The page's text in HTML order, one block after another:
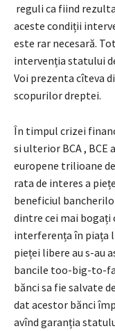
reguli ca fiind
aceste condiții
este rar necesară.
intervenția statului
Voi prezenta cîteva
scopurilor dreptei.
În timpul crizei
si ulterior BCA , BCE
europene trilioane
rata de interes a
beneficiul
dintre cei mai bogați
interferența în piața
pieței libere au s-au
bancile too-big-to-
bănci sa fie salvate
dat acestor bănci
avînd garanția